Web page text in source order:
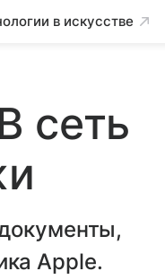
в искусстве
сеть
Apple.